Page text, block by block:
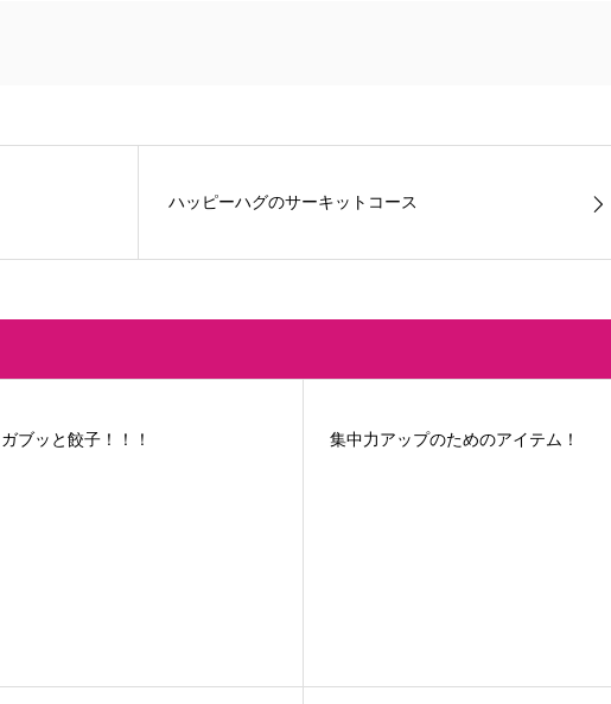
ハッピーハグのサーキットコース
ガブッと餃子！！！ 集中力アップのためのアイテム！